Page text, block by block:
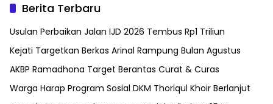
Berita Terbaru
Usulan Perbaikan Jalan IJD 2026 Tembus Rp1 Triliun
Kejati Targetkan Berkas Arinal Rampung Bulan Agustus
AKBP Ramadhona Target Berantas Curat & Curas
Warga Harap Program Sosial DKM Thoriqul Khoir Berlanjut